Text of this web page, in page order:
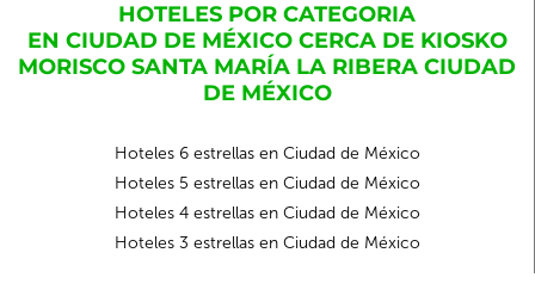
HOTELES POR CATEGORIA
EN CIUDAD DE MÉXICO CERCA DE KIOSKO
MORISCO SANTA MARÍA LA RIBERA CIUDAD
DE MÉXICO
Hoteles 6 estrellas en Ciudad de México
Hoteles 5 estrellas en Ciudad de México
Hoteles 4 estrellas en Ciudad de México
Hoteles 3 estrellas en Ciudad de México